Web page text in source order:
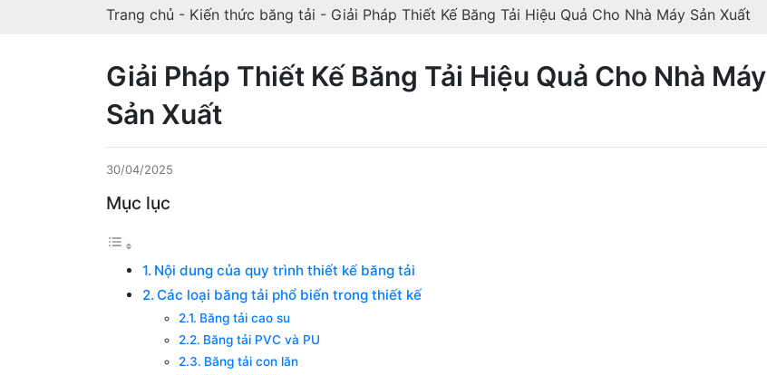
Trang chủ - Kiến thức băng tải - Giải Pháp Thiết Kế Băng Tải Hiệu Quả Cho Nhà Máy Sản Xuất
Giải Pháp Thiết Kế Băng Tải Hiệu Quả Cho Nhà Máy
Sản Xuất
30/04/2025
Mục lục
Nội dung của quy trình thiết kế băng tải
Các loại băng tải phổ biến trong thiết kế
Băng tải cao su
Băng tải PVC và PU
Băng tải con lăn